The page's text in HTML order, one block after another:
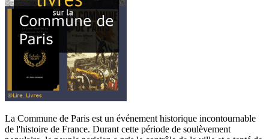
La Commune de Paris est un événement historique incontournable
de l'histoire de France. Durant cette période de soulèvement